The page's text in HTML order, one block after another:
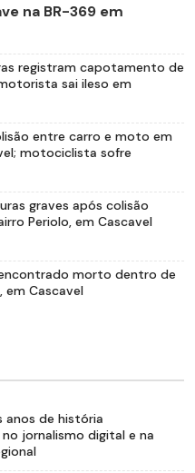
na BR-369 em
registram capotamento de
sai ileso em
entre carro e moto em
motociclista sofre
graves após colisão
Periolo, em Cascavel
morto dentro de
em Cascavel
anos de história
jornalismo digital e na